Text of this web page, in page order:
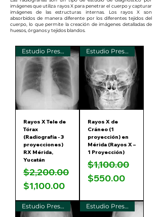
imágenes que utiliza rayos X para penetrar el cuerpo y capturar
imágenes de las estructuras internas. Los rayos X son
absorbidos de manera diferente por los diferentes tejidos del
cuerpo, lo que permite la creación de imágenes detalladas de
huesos, órganos y tejidos blandos.
Estudio Presencial
Rayos X Tele de
Tórax
(Radiografía - 3
proyecciones)
RX Mérida,
Yucatán
Precio
$2,200.00
Precio de oferta
$1,100.00
Estudio Presencial
Rayos X de
Cráneo (1
proyección) en
Mérida (Rayos X –
1 Proyección)
Precio
$1,100.00
Precio de oferta
$550.00
Estudio Presencial Estudio Presencial